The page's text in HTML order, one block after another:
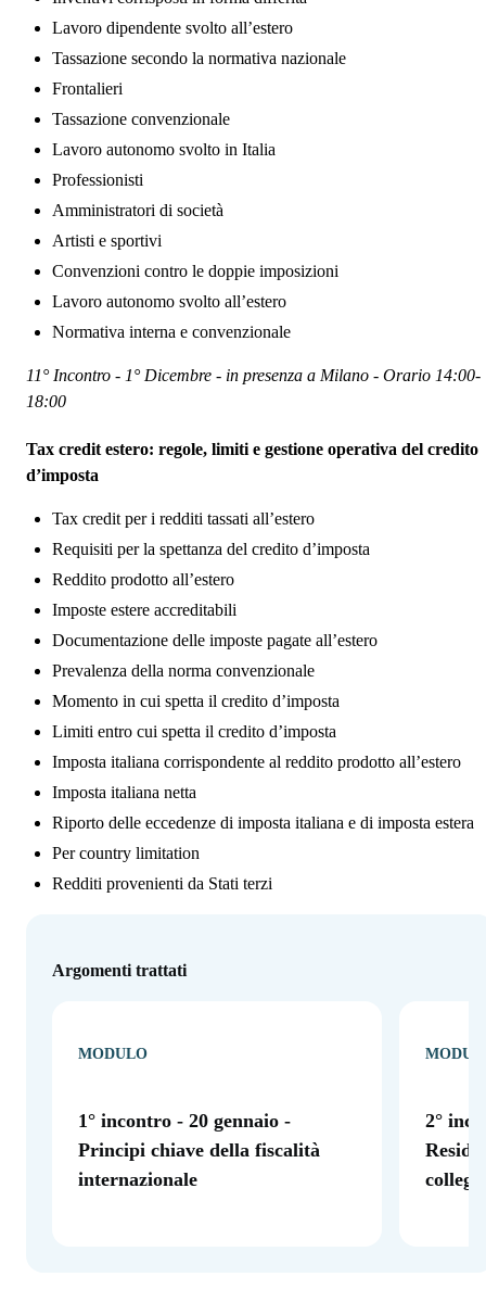
Lavoro dipendente svolto all’estero
Tassazione secondo la normativa nazionale
Frontalieri
Tassazione convenzionale
Lavoro autonomo svolto in Italia
Professionisti
Amministratori di società
Artisti e sportivi
Convenzioni contro le doppie imposizioni
Lavoro autonomo svolto all’estero
Normativa interna e convenzionale
11° Incontro - 1° Dicembre - in presenza a Milano - Orario 14:00-
18:00
Tax credit estero: regole, limiti e gestione operativa del credito
d’imposta
Tax credit per i redditi tassati all’estero
Requisiti per la spettanza del credito d’imposta
Reddito prodotto all’estero
Imposte estere accreditabili
Documentazione delle imposte pagate all’estero
Prevalenza della norma convenzionale
Momento in cui spetta il credito d’imposta
Limiti entro cui spetta il credito d’imposta
Imposta italiana corrispondente al reddito prodotto all’estero
Imposta italiana netta
Riporto delle eccedenze di imposta italiana e di imposta estera
Per country limitation
Redditi provenienti da Stati terzi
Argomenti trattati
MODULO
1° incontro - 20 gennaio -
Principi chiave della fiscalità
internazionale
2°